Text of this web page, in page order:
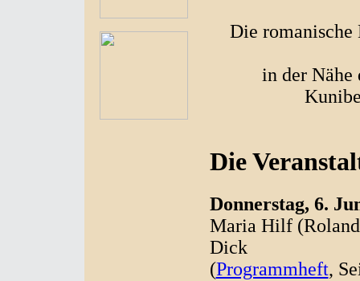
Die
in der Nähe
Die
Donnerstag, 6.
Maria Hilf
Dick
(Programmheft,